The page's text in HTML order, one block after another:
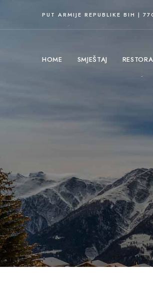
PUT ARMIJE REPUBLIKE BIH |
HOME SMJEŠTAJ